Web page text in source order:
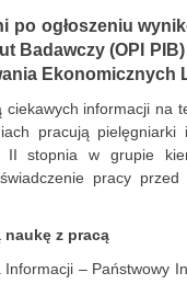
po ogłoszeniu
Badawczy (OPI
Ekonomicznych
ciekawych informacji na
pracują
II stopnia w grupie
pracy
naukę z pracą
– Państwowy